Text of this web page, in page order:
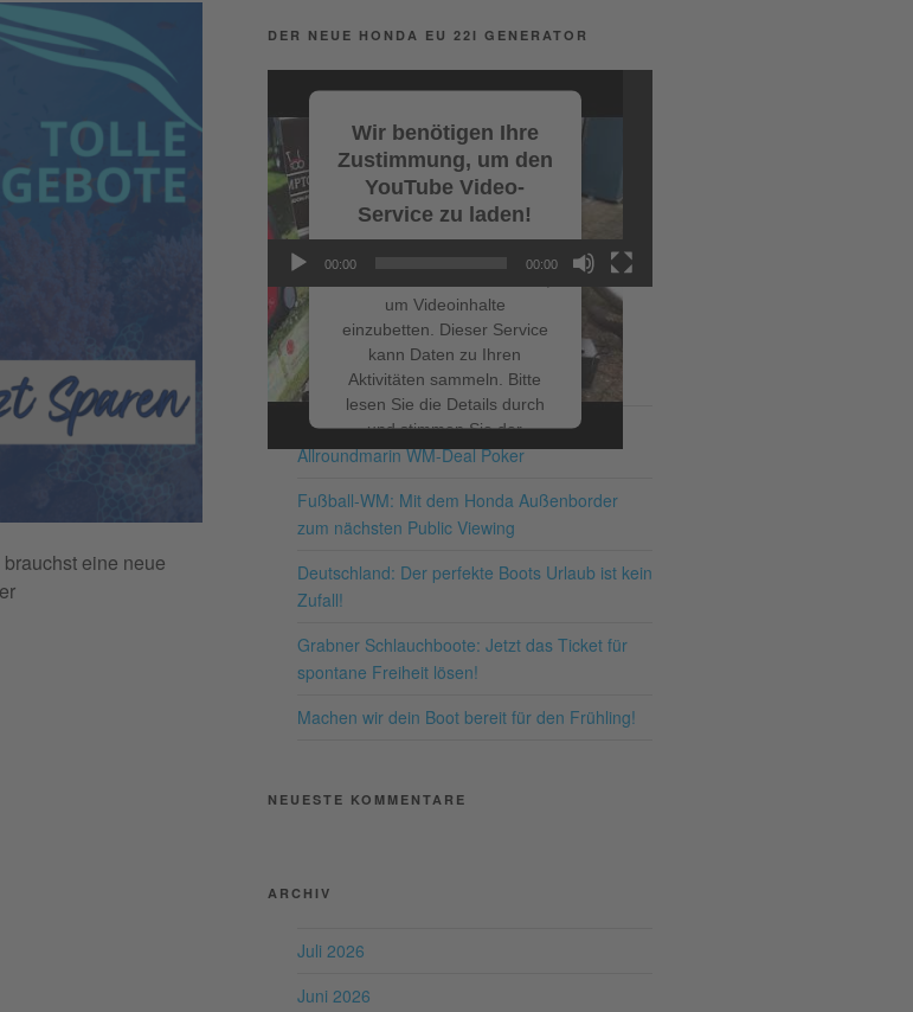
eine neue
DER NEUE HONDA EU 22I GENERATOR
Wir benötigen Ihre
Zustimmung, um den
YouTube Video-
Service zu laden!
um Videoinhalte
einzubetten. Dieser Service
kann Daten zu Ihren
Aktivitäten sammeln. Bitte
lesen Sie die Details durch
und stimmen Sie der
Nutzung des Service zu, um
powered byUsercentrics
Consent Management
00:00 00:00
NEUESTE BEITRÄGE
Schnappe dir bis zum 19.07.2026 – den
Allroundmarin WM-Deal Poker
Fußball-WM: Mit dem Honda Außenborder
zum nächsten Public Viewing
Deutschland: Der perfekte Boots Urlaub ist kein
Zufall!
Grabner Schlauchboote: Jetzt das Ticket für
spontane Freiheit lösen!
Machen wir dein Boot bereit für den Frühling!
NEUESTE KOMMENTARE
ARCHIV
Juli 2026
Juni 2026
Facebook